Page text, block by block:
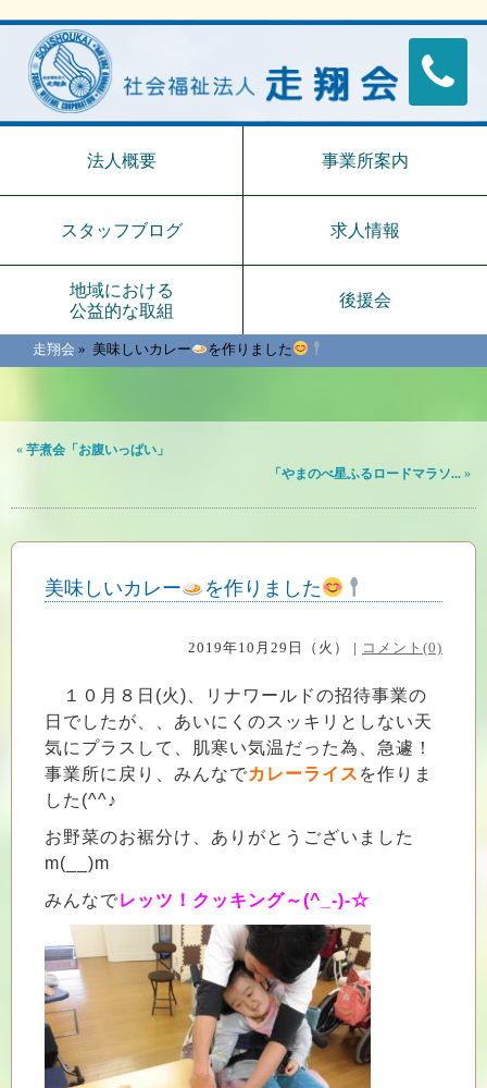
法人概要 事業所案内
スタッフブログ 求人情報
地域における
公益的な取組
後援会
走翔会 » 美味しいカレー を作りました
« 芋煮会「お腹いっぱい」
「やまのべ星ふるロードマラソ... »
美味しいカレー を作りました
2019年10月29日（火） | コメント(0)
１０月８日(火)、リナワールドの招待事業の
日でしたが、、あいにくのスッキリとしない天
気にプラスして、肌寒い気温だった為、急遽！
事業所に戻り、みんなでカレーライス を作りま
した(^^♪
お野菜のお裾分け、ありがとうございました
m(__)m
みんなでレッツ！クッキング～(^_-)-☆